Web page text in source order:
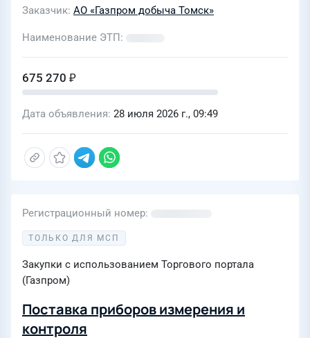
Заказчик АО «Газпром добыча Томск»
Наименование ЭТП
675 270 ₽
Дата объявления 28 июля 2026 г., 09:49
Регистрационный номер
ТОЛЬКО ДЛЯ МСП
Закупки с использованием Торгового портала
(Газпром)
Поставка приборов измерения и
контроля